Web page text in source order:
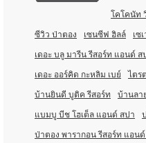
โคโคนัท
ซีวิว ป่าตอง เซนซีฟ ฮิลล์ เซ
เดอะ บลู มารีน รีสอร์ท แอนด์ ส
เดอะ ออร์คิด กะหลิม เบย์ ไตร
บ้านยินดี บูติค รีสอร์ท บ้านลา
แบมบู บีช โฮเต็ล แอนด์ สปา
ป่าตอง พารากอน รีสอร์ท แอน